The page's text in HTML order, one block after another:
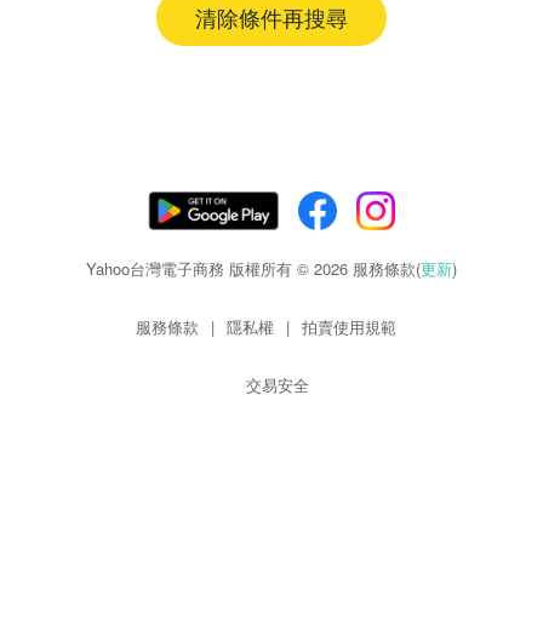
清除條件再搜尋
Yahoo台灣電子商務 版權所有 © 2026 服務條款(更新)
服務條款 | 隱私權 | 拍賣使用規範
交易安全